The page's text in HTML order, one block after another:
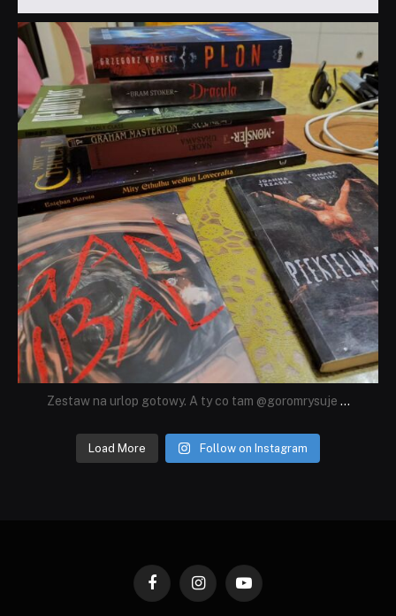
dobryhorror
Lip 31
Zestaw na urlop gotowy. A ty co tam @goromrysuje ...
Load More Follow on Instagram
FacebookInstagramYouTube